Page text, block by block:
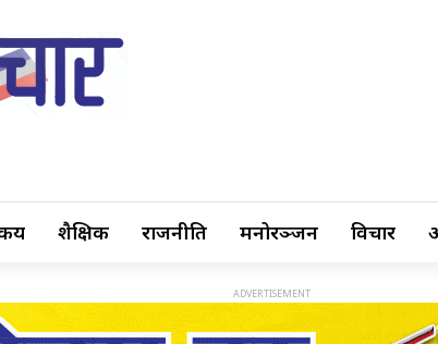
शैक्षिक राजनीति मनोरञ्जन विचार